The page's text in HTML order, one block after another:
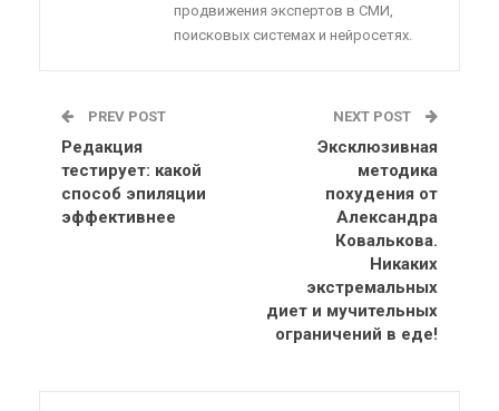
продвижения экспертов в СМИ,
поисковых системах и нейросетях.
PREV POST
Редакция
тестирует: какой
способ эпиляции
эффективнее
NEXT POST
Эксклюзивная
методика
похудения от
Александра
Ковалькова.
Никаких
экстремальных
диет и мучительных
ограничений в еде!